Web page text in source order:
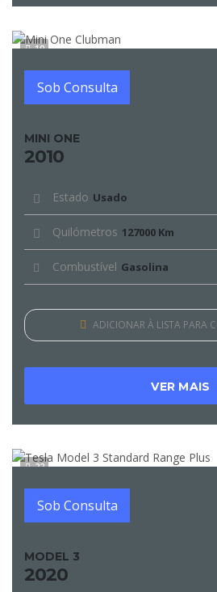
10
Sob Consulta
MINI ONE
2010
Estado Usado
Quilómetros 127000 Km
Combustível Gasolina
ADICIONAR À LISTA PARA
VER MAIS
22
Sob Consulta
MODEL 3
2020